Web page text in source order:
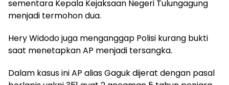
sementara Kepala Kejaksaan Negeri Tulungagung
menjadi termohon dua.
Hery Widodo juga menganggap Polisi kurang bukti
saat menetapkan AP menjadi tersangka.
Dalam kasus ini AP alias Gaguk dijerat dengan pasal